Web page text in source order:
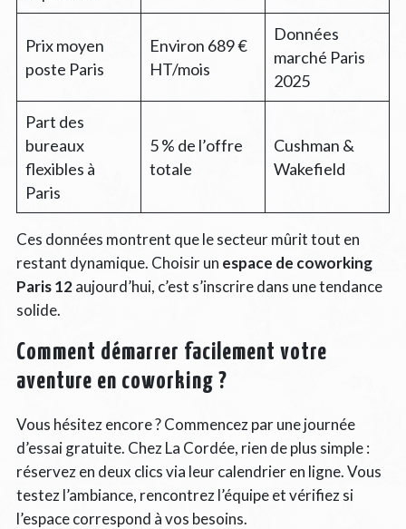
Prix moyen
poste Paris
Environ 689 €
HT/mois
Données
marché Paris
2025
Part des
bureaux
flexibles à
Paris
5 % de l’offre
totale
Cushman &
Wakefield
Ces données montrent que le secteur mûrit tout en
restant dynamique. Choisir un espace de coworking
Paris 12aujourd’hui, c’est s’inscrire dans une tendance
solide.
Comment démarrer facilement votre
aventure en coworking ?
Vous hésitez encore ? Commencez par une journée
d’essai gratuite. Chez La Cordée, rien de plus simple :
réservez en deux clics via leur calendrier en ligne. Vous
testez l’ambiance, rencontrez l’équipe et vérifiez si
l’espace correspond à vos besoins.